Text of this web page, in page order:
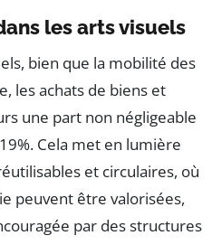
les arts visuels
bien que la mobilité des
les achats de biens et
une part non négligeable
Cela met en lumière
et circulaires, où
peuvent être valorisées,
par des structures